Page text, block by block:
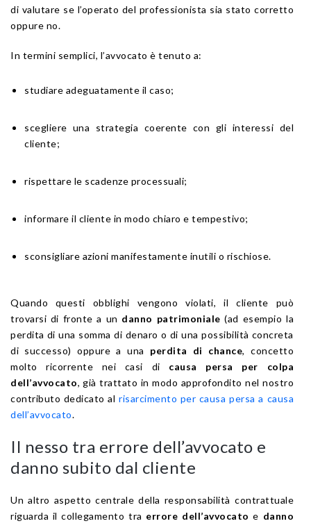
di valutare se l’operato del professionista sia stato corretto
oppure no.
In termini semplici, l’avvocato è tenuto a:
studiare adeguatamente il caso;
scegliere una strategia coerente con gli interessi del
cliente;
rispettare le scadenze processuali;
informare il cliente in modo chiaro e tempestivo;
sconsigliare azioni manifestamente inutili o rischiose.
Quando questi obblighi vengono violati, il cliente può
trovarsi di fronte a un danno patrimoniale (ad esempio la
perdita di una somma di denaro o di una possibilità concreta
di successo) oppure a una perdita di chance, concetto
molto ricorrente nei casi di causa persa per colpa
dell’avvocato, già trattato in modo approfondito nel nostro
contributo dedicato alrisarcimento per causa persa a causa
dell’avvocato.
Il nesso tra errore dell’avvocato e
danno subito dal cliente
Un altro aspetto centrale della responsabilità contrattuale
riguarda il collegamento tra errore dell’avvocato e danno